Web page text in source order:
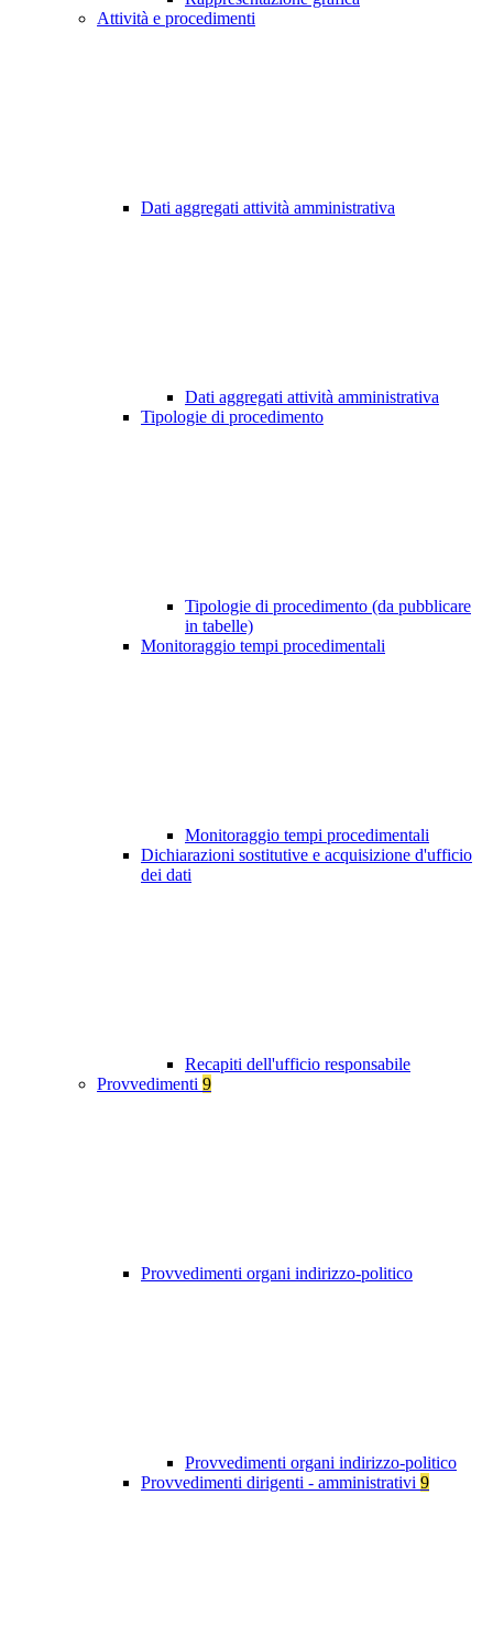
Attività e procedimenti
Dati aggregati attività amministrativa
Dati aggregati attività amministrativa
Tipologie di procedimento
Tipologie di procedimento (da pubblicare
in tabelle)
Monitoraggio tempi procedimentali
Monitoraggio tempi procedimentali
Dichiarazioni sostitutive e acquisizione d'ufficio
dei dati
Recapiti dell'ufficio responsabile
Provvedimenti 9
Provvedimenti organi indirizzo-politico
Provvedimenti organi indirizzo-politico
Provvedimenti dirigenti - amministrativi 9